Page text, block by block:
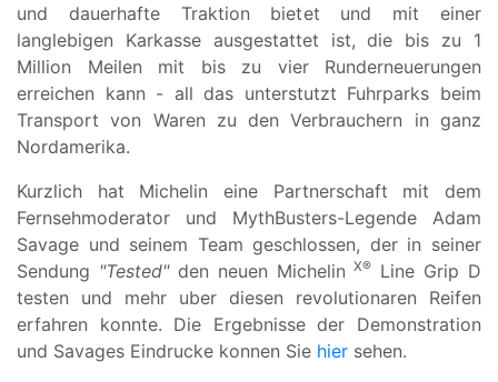
und dauerhafte Traktion bietet und mit einer
langlebigen Karkasse ausgestattet ist, die bis zu 1
Million Meilen mit bis zu vier Runderneuerungen
erreichen kann - all das unterstutzt Fuhrparks beim
Transport von Waren zu den Verbrauchern in ganz
Nordamerika.
Kurzlich hat Michelin eine Partnerschaft mit dem
Fernsehmoderator und MythBusters-Legende Adam
Savage und seinem Team geschlossen, der in seiner
Sendung "Tested"den neuen MichelinX® Line Grip D
testen und mehr uber diesen revolutionaren Reifen
erfahren konnte. Die Ergebnisse der Demonstration
und Savages Eindrucke konnen Sie hier sehen.